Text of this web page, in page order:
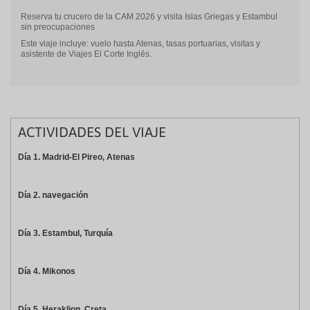
Reserva tu crucero de la CAM 2026 y visita Islas Griegas y Estambul
sin preocupaciones
Este viaje incluye: vuelo hasta Atenas, tasas portuarias, visitas y
asistente de Viajes El Corte Inglés.
ACTIVIDADES DEL VIAJE
Día 1. Madrid-El Pireo, Atenas
Día 2. navegación
Día 3. Estambul, Turquía
Día 4. Mikonos